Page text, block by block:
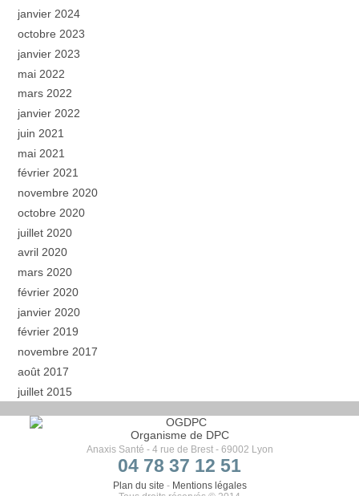
janvier 2024
octobre 2023
janvier 2023
mai 2022
mars 2022
janvier 2022
juin 2021
mai 2021
février 2021
novembre 2020
octobre 2020
juillet 2020
avril 2020
mars 2020
février 2020
janvier 2020
février 2019
novembre 2017
août 2017
juillet 2015
Organisme de DPC
Anaxis Santé - 4 rue de Brest - 69002 Lyon
04 78 37 12 51
Plan du site - Mentions légales